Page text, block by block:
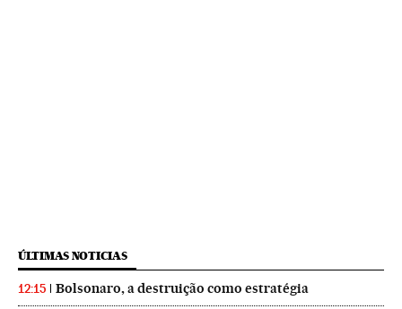
ÚLTIMAS NOTICIAS
12:15 Bolsonaro, a destruição como estratégia